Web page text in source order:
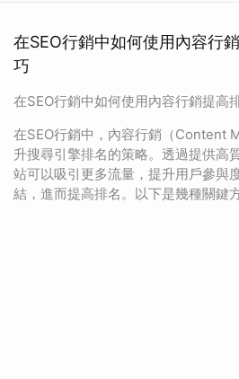
在SEO行銷中如何使用內容行
巧
在SEO行銷中如何使用內容行銷提高
在SEO行銷中，內容行銷（Content
升搜尋引擎排名的策略。透過提供高
站可以吸引更多流量，提升用戶參與
結，進而提高排名。以下是幾種關鍵